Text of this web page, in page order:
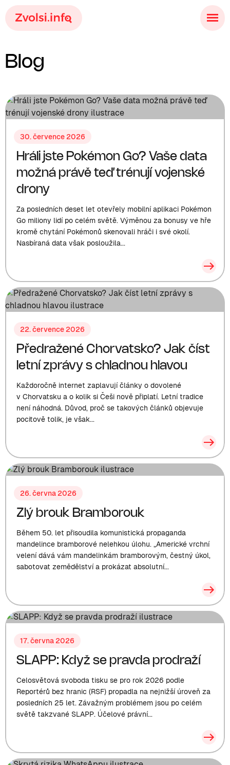
Blog
30. července 2026
Hráli jste Pokémon Go? Vaše data
možná právě teď trénují vojenské
drony
Za posledních deset let otevřely mobilní aplikaci Pokémon
Go miliony lidí po celém světě. Výměnou za bonusy ve hře
kromě chytání Pokémonů skenovali hráči i své okolí.
Nasbíraná data však posloužila...
22. července 2026
Předražené Chorvatsko? Jak číst
letní zprávy s chladnou hlavou
Každoročně internet zaplavují články o dovolené
v Chorvatsku a o kolik si Češi nově připlatí. Letní tradice
není náhodná. Důvod, proč se takových článků objevuje
pocitově tolik, je však...
26. června 2026
Zlý brouk Bramborouk
Během 50. let přisoudila komunistická propaganda
mandelince bramborové nelehkou úlohu. „Americké vrchní
velení dává vám mandelinkám bramborovým, čestný úkol,
sabotovat zemědělství a prokázat absolutní...
17. června 2026
SLAPP: Když se pravda prodraží
Celosvětová svoboda tisku se pro rok 2026 podle
Reportérů bez hranic (RSF) propadla na nejnižší úroveň za
posledních 25 let. Závažným problémem jsou po celém
světě takzvané SLAPP. Účelové právní...